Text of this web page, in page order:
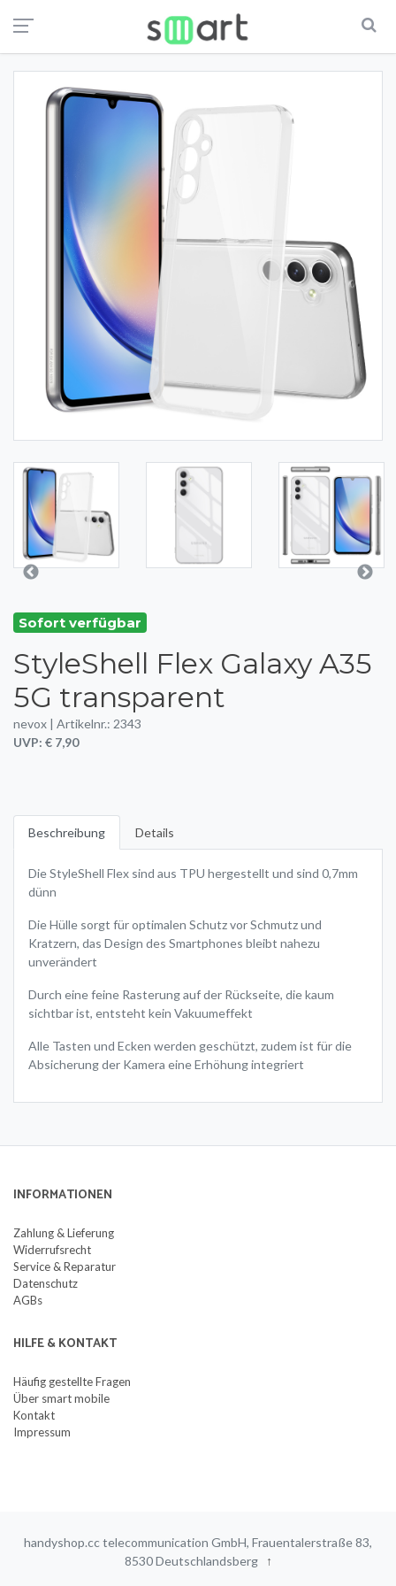
Sofort verfügbar
StyleShell Flex Galaxy A35
5G transparent
nevox | Artikelnr.: 2343
UVP: € 7,90
Beschreibung Details
Die StyleShell Flex sind aus TPU hergestellt und sind 0,7mm
dünn
Die Hülle sorgt für optimalen Schutz vor Schmutz und
Kratzern, das Design des Smartphones bleibt nahezu
unverändert
Durch eine feine Rasterung auf der Rückseite, die kaum
sichtbar ist, entsteht kein Vakuumeffekt
Alle Tasten und Ecken werden geschützt, zudem ist für die
Absicherung der Kamera eine Erhöhung integriert
INFORMATIONEN
Zahlung & Lieferung
Widerrufsrecht
Service & Reparatur
Datenschutz
AGBs
HILFE & KONTAKT
Häufig gestellte Fragen
Über smart mobile
Kontakt
Impressum
handyshop.cc telecommunication GmbH, Frauentalerstraße 83,
8530 Deutschlandsberg
↑